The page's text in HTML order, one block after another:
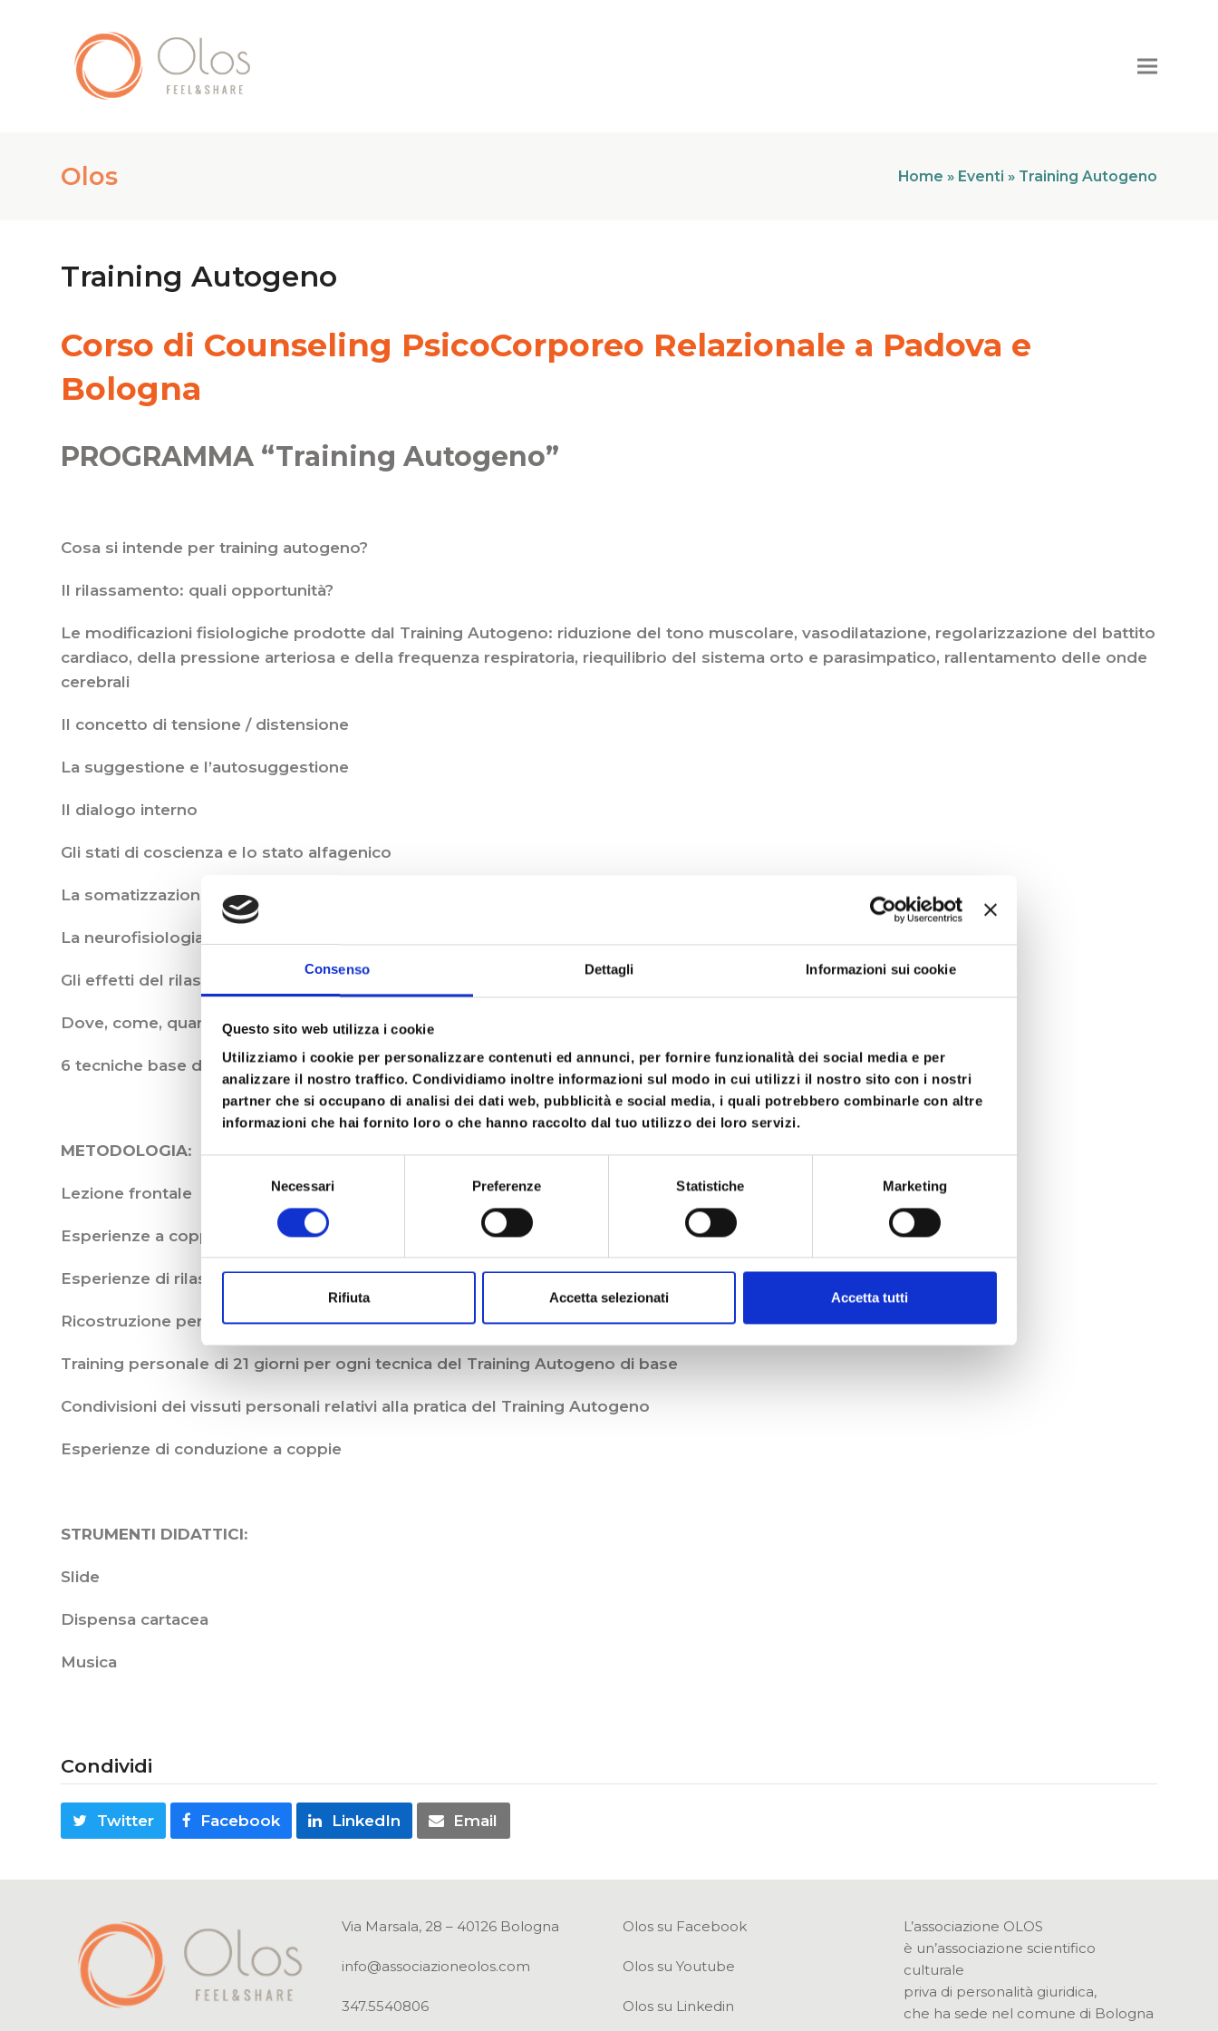
Consenso Dettagli Informazioni sui cookie
Questo sito web utilizza i cookie
Utilizziamo i cookie per personalizzare contenuti ed annunci, per fornire funzionalità dei social media e per
analizzare il nostro traffico. Condividiamo inoltre informazioni sul modo in cui utilizzi il nostro sito con i nostri
partner che si occupano di analisi dei dati web, pubblicità e social media, i quali potrebbero combinarle con altre
informazioni che hai fornito loro o che hanno raccolto dal tuo utilizzo dei loro servizi.
Necessari Preferenze Statistiche Marketing
Rifiuta Accetta selezionati Accetta tutti
Olos Home » Eventi » Training Autogeno
Training Autogeno
Corso di Counseling PsicoCorporeo Relazionale a Padova e
Bologna
PROGRAMMA “Training Autogeno”
Cosa si intende per training autogeno?
Il rilassamento: quali opportunità?
Le modificazioni fisiologiche prodotte dal Training Autogeno: riduzione del tono muscolare, vasodilatazione, regolarizzazione del battito
cardiaco, della pressione arteriosa e della frequenza respiratoria, riequilibrio del sistema orto e parasimpatico, rallentamento delle onde
cerebrali
Il concetto di tensione / distensione
La suggestione e l’autosuggestione
Il dialogo interno
Gli stati di coscienza e lo stato alfagenico
La somatizzazione e la psichicizzazione
La neurofisiologia della commutazione a livello di sistema nervoso centrale e periferico
Gli effetti del rilassamento
Dove, come, quando e quanto praticare le tecniche di training autogeno
6 tecniche base di Training Autogeno
METODOLOGIA:
Lezione frontale
Esperienze a coppie
Esperienze di rilassamento
Ricostruzione personale supervisionata di ciascuna delle tecniche di base del Training Autogeno
Training personale di 21 giorni per ogni tecnica del Training Autogeno di base
Condivisioni dei vissuti personali relativi alla pratica del Training Autogeno
Esperienze di conduzione a coppie
STRUMENTI DIDATTICI:
Slide
Dispensa cartacea
Musica
Condividi
Twitter Facebook LinkedIn Email
Via Marsala, 28 – 40126 Bologna
info@associazioneolos.com
347.5540806
Olos su Facebook
Olos su Youtube
Olos su Linkedin
L’associazione OLOS
è un’associazione scientifico
culturale
priva di personalità giuridica,
che ha sede nel comune di Bologna